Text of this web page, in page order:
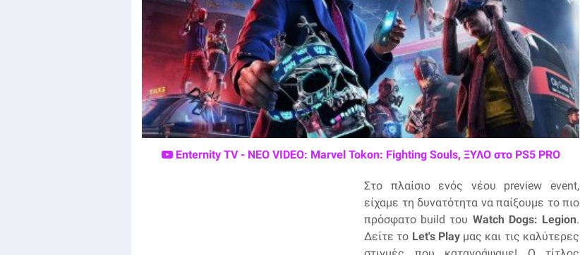
Enternity TV - ΝΕΟ VIDEO: Marvel Tokon: Fighting Souls, ΞΥΛΟ στο PS5 PRO
Στο πλαίσιο ενός νέου preview event,
είχαμε τη δυνατότητα να παίξουμε το πιο
πρόσφατο build του Watch Dogs: Legion.
Δείτε το Let's Playμας και τις καλύτερες